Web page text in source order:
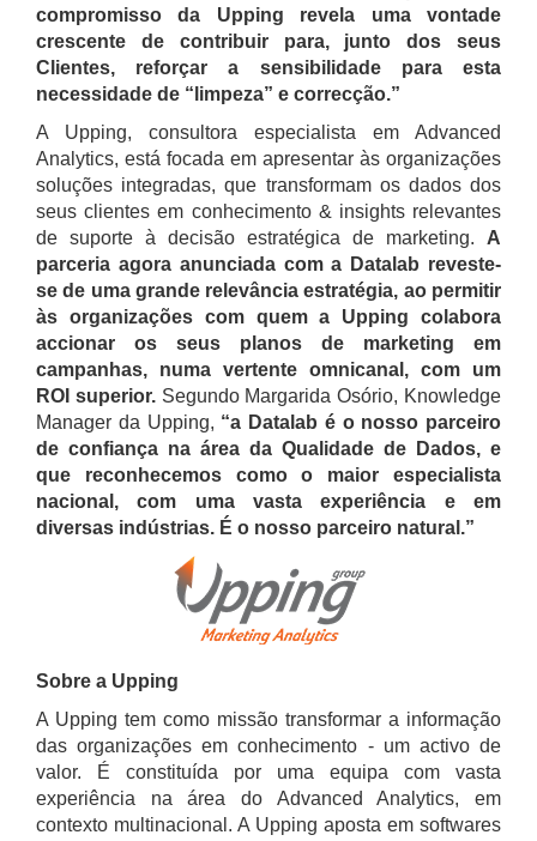
compromisso da Upping revela uma vontade
crescente de contribuir para, junto dos seus
Clientes, reforçar a sensibilidade para esta
necessidade de “limpeza” e correcção.”
A Upping, consultora especialista em Advanced
Analytics, está focada em apresentar às organizações
soluções integradas, que transformam os dados dos
seus clientes em conhecimento & insights relevantes
de suporte à decisão estratégica de marketing. A
parceria agora anunciada com a Datalab reveste-
se de uma grande relevância estratégia, ao permitir
às organizações com quem a Upping colabora
accionar os seus planos de marketing em
campanhas, numa vertente omnicanal, com um
ROI superior.Segundo Margarida Osório, Knowledge
Manager da Upping, “a Datalab é o nosso parceiro
de confiança na área da Qualidade de Dados, e
que reconhecemos como o maior especialista
nacional, com uma vasta experiência e em
diversas indústrias. É o nosso parceiro natural.”
Sobre a Upping
A Upping tem como missão transformar a informação
das organizações em conhecimento - um activo de
valor. É constituída por uma equipa com vasta
experiência na área do Advanced Analytics, em
contexto multinacional. A Upping aposta em softwares